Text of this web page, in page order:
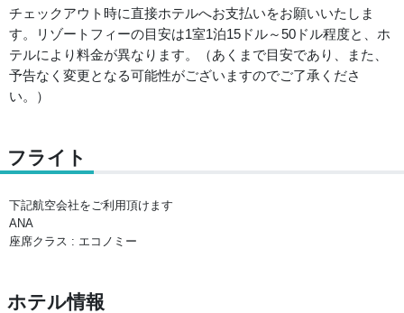
チェックアウト時に直接ホテルへお支払いをお願いいたしま
す。リゾートフィーの目安は1室1泊15ドル～50ドル程度と、ホ
テルにより料金が異なります。（あくまで目安であり、また、
予告なく変更となる可能性がございますのでご了承くださ
い。）
フライト
下記航空会社をご利用頂けます
ANA
座席クラス : エコノミー
ホテル情報